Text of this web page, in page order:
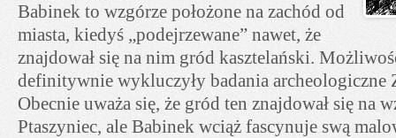
Babinek to wzgórze położone na zachód od
miasta, kiedyś „podejrzewane” nawet, że
znajdował się na nim gród kasztelański.
definitywnie wykluczyły badania archeologiczne
Obecnie uważa się, że gród ten znajdował się na
Ptaszyniec, ale Babinek wciąż fascynuje swą